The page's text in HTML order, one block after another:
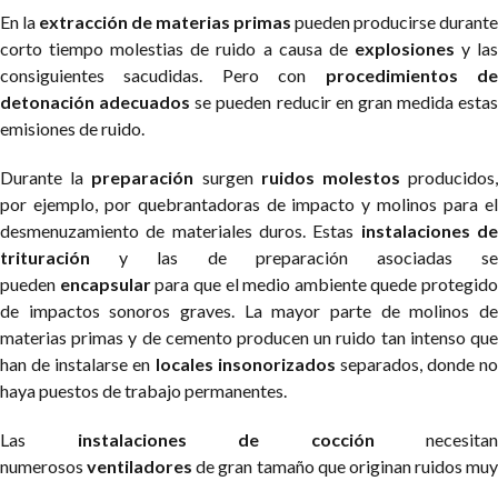
En la extracción de materias primas pueden producirse durante
corto tiempo molestias de ruido a causa de explosiones y las
consiguientes sacudidas. Pero con procedimientos de
detonación adecuados se pueden reducir en gran medida estas
emisiones de ruido.
Durante la preparación surgen ruidos molestos producidos,
por ejemplo, por quebrantadoras de impacto y molinos para el
desmenuzamiento de materiales duros. Estas instalaciones de
trituración y las de preparación asociadas se
pueden encapsularpara que el medio ambiente quede protegido
de impactos sonoros graves. La mayor parte de molinos de
materias primas y de cemento producen un ruido tan intenso que
han de instalarse en locales insonorizados separados, donde no
haya puestos de trabajo permanentes.
Las instalaciones de cocción necesitan
numerososventiladores de gran tamaño que originan ruidos muy